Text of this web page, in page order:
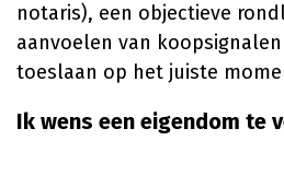
notaris), een objectieve
aanvoelen van
toeslaan op het juiste
Ik wens een eigendom te